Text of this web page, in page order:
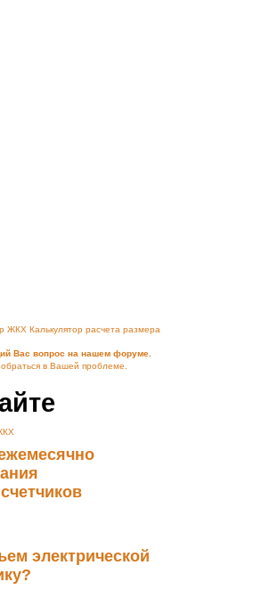
ЖКХ Калькулятор расчета размера
Вас вопрос на нашем форуме.
в Вашей проблеме.
электрической